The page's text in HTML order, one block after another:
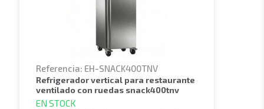
Referencia: EH-SNACK400TNV
refrigerador vertical para restaurante
ventilado con ruedas snack400tnv
EN STOCK